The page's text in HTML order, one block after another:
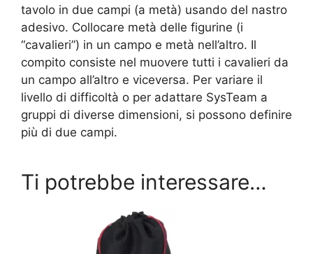
tavolo in due campi (a metà) usando del nastro
adesivo. Collocare metà delle figurine (i
“cavalieri”) in un campo e metà nell’altro. Il
compito consiste nel muovere tutti i cavalieri da
un campo all’altro e viceversa. Per variare il
livello di difficoltà o per adattare SysTeam a
gruppi di diverse dimensioni, si possono definire
più di due campi.
Ti potrebbe interessare…